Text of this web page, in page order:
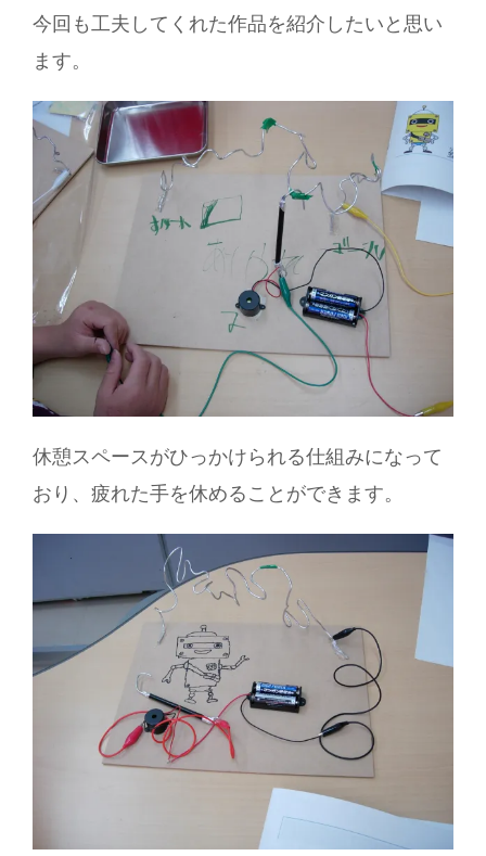
今回も工夫してくれた作品を紹介したいと思い
ます。
休憩スペースがひっかけられる仕組みになって
おり、疲れた手を休めることができます。